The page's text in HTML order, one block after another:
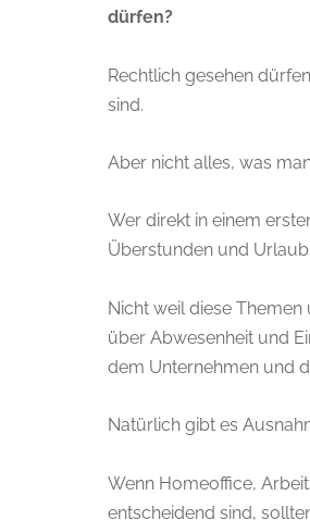
dürfen?
Rechtlich gesehen
sind.
Aber nicht alles, was
Wer direkt in einem
Überstunden und
Nicht weil diese
über Abwesenheit und
dem Unternehmen und
Natürlich gibt es
Wenn Homeoffice,
entscheidend sind,